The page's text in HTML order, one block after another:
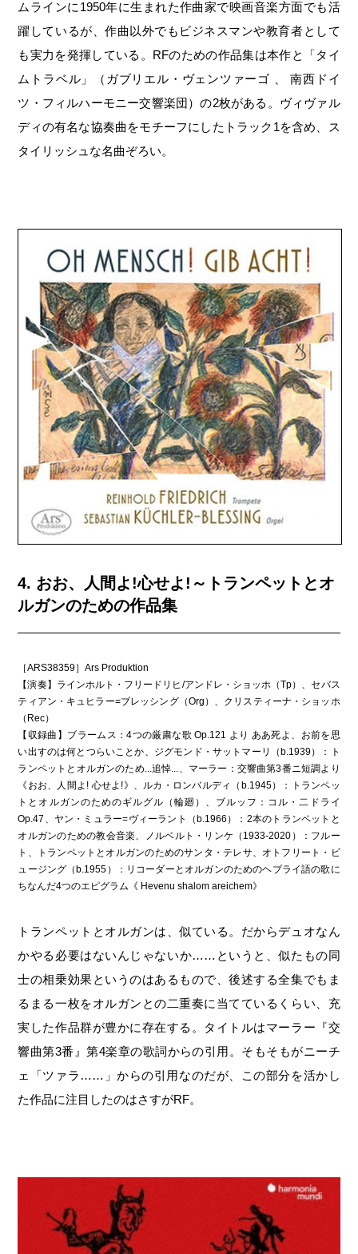
ムラインに1950年に生まれた作曲家で映画音楽方面でも活
躍しているが、作曲以外でもビジネスマンや教育者として
も実力を発揮している。RFのための作品集は本作と「タイ
ムトラベル」（ガブリエル・ヴェンツァーゴ 、 南西ドイ
ツ・フィルハーモニー交響楽団）の2枚がある。ヴィヴァル
ディの有名な協奏曲をモチーフにしたトラック1を含め、ス
タイリッシュな名曲ぞろい。
4. おお、人間よ!心せよ!～トランペットとオ
ルガンのための作品集
［ARS38359］Ars Produktion
【演奏】ラインホルト・フリードリヒ/アンドレ・ショッホ（Tp）、セバス
ティアン・キュヒラー=ブレッシング（Org）、クリスティーナ・ショッホ
（Rec）
【収録曲】ブラームス：4つの厳粛な歌 Op.121 より ああ死よ、お前を思
い出すのは何とつらいことか、ジグモンド・サットマーリ（b.1939）：ト
ランペットとオルガンのため...追悼...、マーラー：交響曲第3番ニ短調より
《おお、人間よ! 心せよ!》、ルカ・ロンバルディ（b.1945）：トランペッ
トとオルガンのためのギルグル（輪廻）、ブルッフ：コル・二ドライ
Op.47、ヤン・ミュラー=ヴィーラント（b.1966）：2本のトランペットと
オルガンのための教会音楽、ノルベルト・リンケ（1933-2020）：フルー
ト、トランペットとオルガンのためのサンタ・テレサ、オトフリート・ビ
ュージング（b.1955）：リコーダーとオルガンのためのヘブライ語の歌に
ちなんだ4つのエピグラム《 Hevenu shalom areichem》
トランペットとオルガンは、似ている。だからデュオなん
かやる必要はないんじゃないか……というと、似たもの同
士の相乗効果というのはあるもので、後述する全集でもま
るまる一枚をオルガンとの二重奏に当てているくらい、充
実した作品群が豊かに存在する。タイトルはマーラー『交
響曲第3番』第4楽章の歌詞からの引用。そもそもがニーチ
ェ「ツァラ……」からの引用なのだが、この部分を活かし
た作品に注目したのはさすがRF。